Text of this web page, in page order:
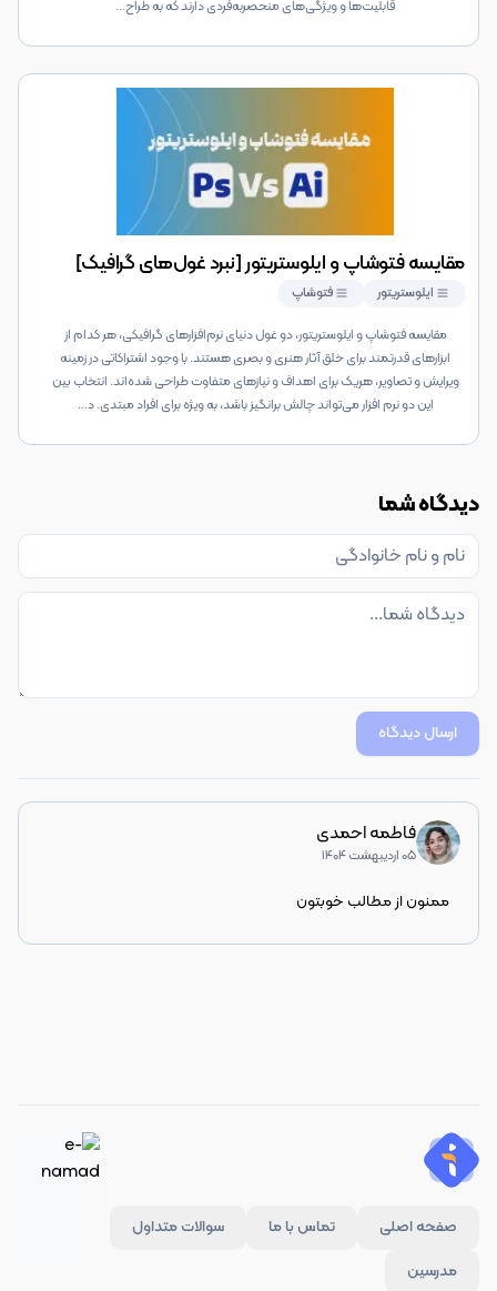
قابلیت‌ها و ویژگی‌های منحصربه‌فردی دارند که به طراح...
مقایسه فتوشاپ و ایلوستریتور [نبرد غول‌های گرافیک]
ایلوستریتور فتوشاپ
مقایسه فتوشاپ و ایلوستریتور، دو غول دنیای نرم‌افزارهای گرافیکی، هر کدام از
ابزارهای قدرتمند برای خلق آثار هنری و بصری هستند. با وجود اشتراکاتی در زمینه
ویرایش و تصاویر، هریک برای اهداف و نیازهای متفاوت طراحی شده‌اند. انتخاب بین
این دو نرم افزار می‌تواند چالش برانگیز باشد، به ویژه برای افراد مبتدی. د...
دیدگاه شما
ارسال دیدگاه
فاطمه احمدی
۰۵ اردیبهشت ۱۴۰۴
ممنون از مطالب خوبتون
صفحه اصلی تماس با ما
سوالات متداول
مدرسین